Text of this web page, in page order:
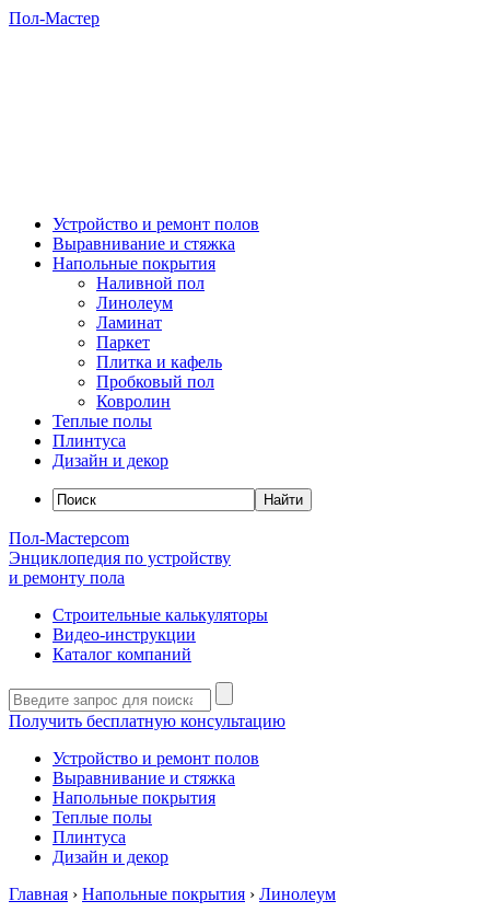
Пол-Мастер
Устройство и ремонт полов
Выравнивание и стяжка
Напольные покрытия
Наливной пол
Линолеум
Ламинат
Паркет
Плитка и кафель
Пробковый пол
Ковролин
Теплые полы
Плинтуса
Дизайн и декор
Пол-Мастерcom
Энциклопедия по устройству
и ремонту пола
Строительные калькуляторы
Видео-инструкции
Каталог компаний
Получить бесплатную консультацию
Устройство и ремонт полов
Выравнивание и стяжка
Напольные покрытия
Теплые полы
Плинтуса
Дизайн и декор
Главная › Напольные покрытия › Линолеум